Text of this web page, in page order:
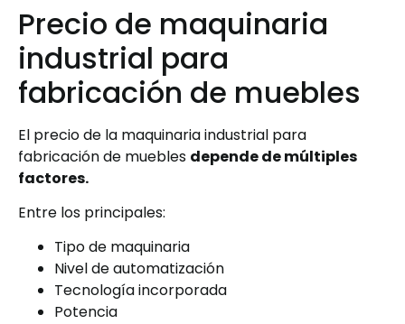
Precio de maquinaria
industrial para
fabricación de muebles
El precio de la maquinaria industrial para
fabricación de muebles depende de múltiples
factores.
Entre los principales:
Tipo de maquinaria
Nivel de automatización
Tecnología incorporada
Potencia